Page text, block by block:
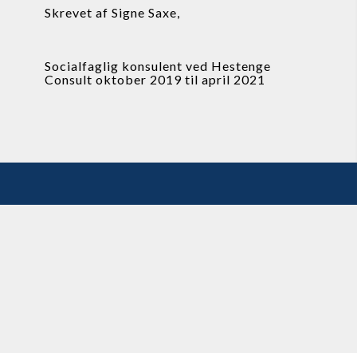
Skrevet af Signe Saxe,
Socialfaglig konsulent ved Hestenge
Consult oktober 2019 til april 2021